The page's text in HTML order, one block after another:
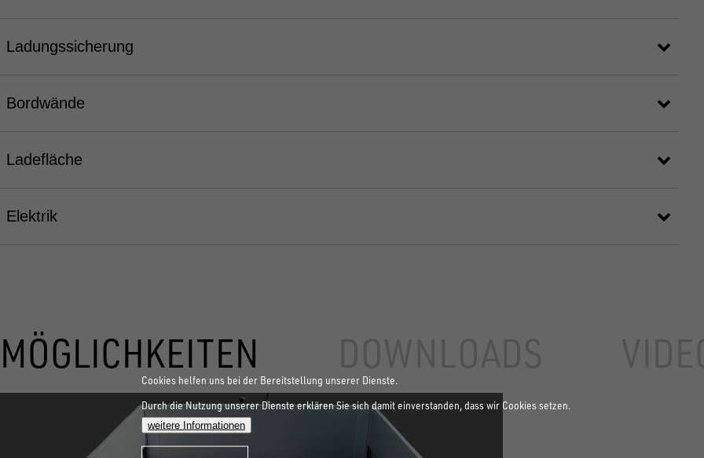
Ladungssicherung
Bordwände
Ladefläche
Elektrik
MÖGLICHKEITEN
Cookies helfen uns bei der Bereitstellung unserer Dienste.
Durch die Nutzung unserer Dienste erklären Sie sich damit einverstanden, dass wir Cookies setzen.
weitere Informationen